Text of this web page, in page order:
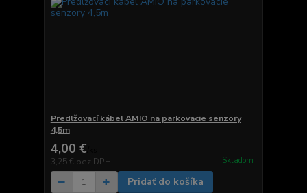
Predlžovací kábel AMIO na parkovacie senzory
4,5m
4,00 €
3,25 € bez DPH Skladom
Pridať do košíka